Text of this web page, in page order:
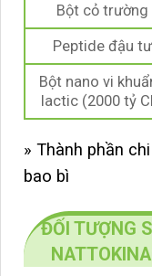
Bột cỏ trường
Peptide đậu
Bột nano vi
lactic (2000 tỷ
» Thành phần
bao bì
ĐỐI TƯỢNG